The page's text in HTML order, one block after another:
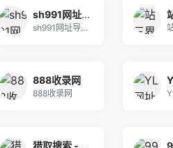
sh991网址导航－991自动链,网址之家,搜索大全,绿色,快速,安全的专业导航站
sh991网址导航,991自动链是国内最好网址站
888收录网
888收录网
猎取搜索 - 干净、安全、可信任的网页搜索引擎